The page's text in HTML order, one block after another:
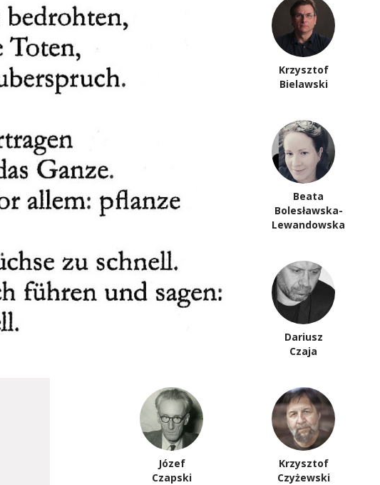
Krzysztof
Bielawski
Ewa
Beata
Bolesławska-
Lewandowska
Dariusz
Czaja
Józef
Czapski
Krzysztof
Czyżewski